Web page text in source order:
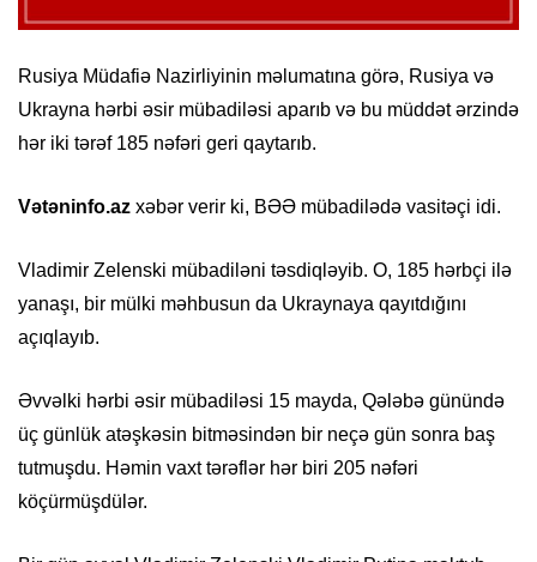
Rusiya Müdafiə Nazirliyinin məlumatına görə, Rusiya və
Ukrayna hərbi əsir mübadiləsi aparıb və bu müddət ərzində
hər iki tərəf 185 nəfəri geri qaytarıb.
Vətəninfo.az xəbər verir ki, BƏƏ mübadilədə vasitəçi idi.
Vladimir Zelenski mübadiləni təsdiqləyib. O, 185 hərbçi ilə
yanaşı, bir mülki məhbusun da Ukraynaya qayıtdığını
açıqlayıb.
Əvvəlki hərbi əsir mübadiləsi 15 mayda, Qələbə günündə
üç günlük atəşkəsin bitməsindən bir neçə gün sonra baş
tutmuşdu. Həmin vaxt tərəflər hər biri 205 nəfəri
köçürmüşdülər.